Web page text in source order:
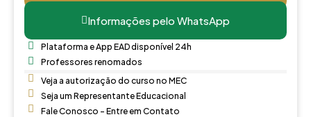
Informações pelo WhatsApp
Plataforma e App EAD disponível 24h
Professores renomados
Veja a autorização do curso no MEC
Seja um Representante Educacional
Fale Conosco - Entre em Contato